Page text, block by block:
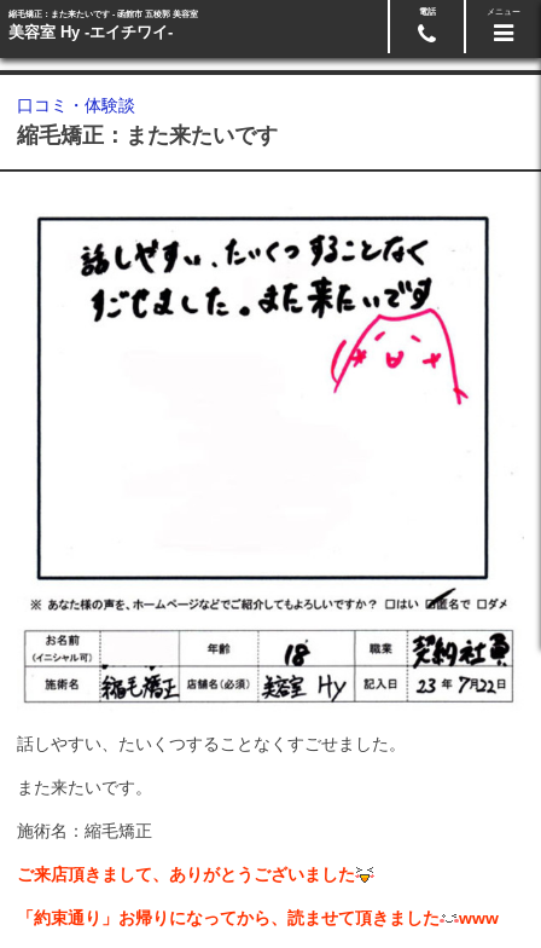
縮毛矯正：また来たいです - 函館市 五稜郭 美容室
美容室 Hy -エイチワイ-
電話 メニュー
口コミ・体験談
縮毛矯正：また来たいです
話しやすい、たいくつすることなくすごせました。
また来たいです。
施術名：縮毛矯正
ご来店頂きまして、ありがとうございました
「約束通り」お帰りになってから、読ませて頂きました www
24時間ネット予約 0138-87-0864